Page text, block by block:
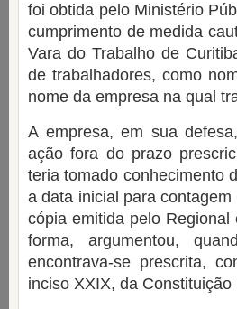
foi obtida pelo Ministério
cumprimento de medida
Vara do Trabalho de
de trabalhadores, como
nome da empresa na qual
A empresa, em sua
ação fora do prazo
teria tomado conhecimento
a data inicial para
cópia emitida pelo
forma, argumentou,
encontrava-se prescrita,
inciso XXIX, da Constituição